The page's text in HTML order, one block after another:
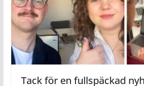
Tack för en fullspäckad